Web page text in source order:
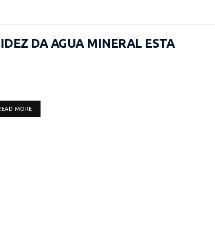
DA AGUA MINERAL ESTA
MOREDETAILS